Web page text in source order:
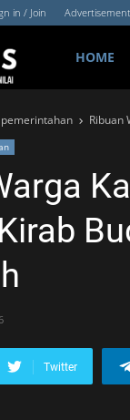
in / Join Advertisement
HOME
pemerintahan Ribuan
Twitter